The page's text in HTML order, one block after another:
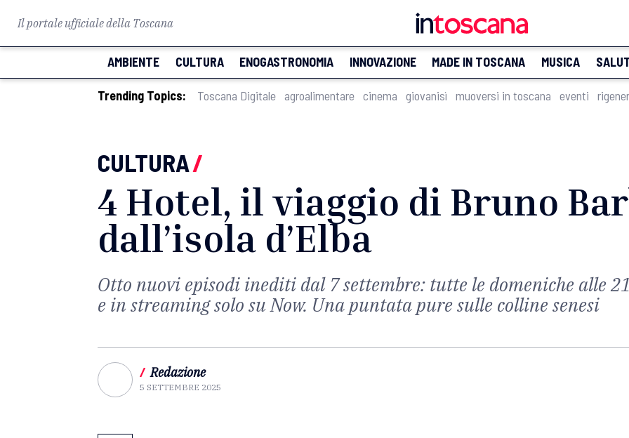
Il portale ufficiale della Toscana
AMBIENTE CULTURA ENOGASTRONOMIA INNOVAZIONE MADE IN TOSCANA MUSICA
Trending Topics: Toscana Digitale agroalimentare cinema giovanisì muoversi in toscana eventi
CULTURA/
4 Hotel, il viaggio di Bruno
dall’isola d’Elba
Otto nuovi episodi inediti dal 7 settembre: tutte le domeniche alle
e in streaming solo su Now. Una puntata pure sulle colline senesi
/ Redazione
5 SETTEMBRE 2025